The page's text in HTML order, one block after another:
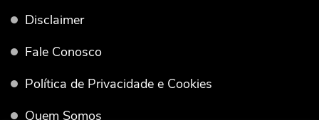
Disclaimer
Fale Conosco
Política de Privacidade e Cookies
Quem Somos